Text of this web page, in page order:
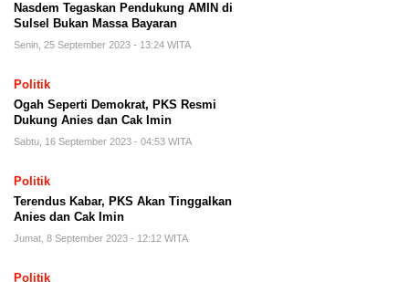
Nasdem Tegaskan Pendukung AMIN di
Sulsel Bukan Massa Bayaran
Senin, 25 September 2023 - 13:24 WITA
Politik
Ogah Seperti Demokrat, PKS Resmi
Dukung Anies dan Cak Imin
Sabtu, 16 September 2023 - 04:53 WITA
Politik
Terendus Kabar, PKS Akan Tinggalkan
Anies dan Cak Imin
Jumat, 8 September 2023 - 12:12 WITA
Politik